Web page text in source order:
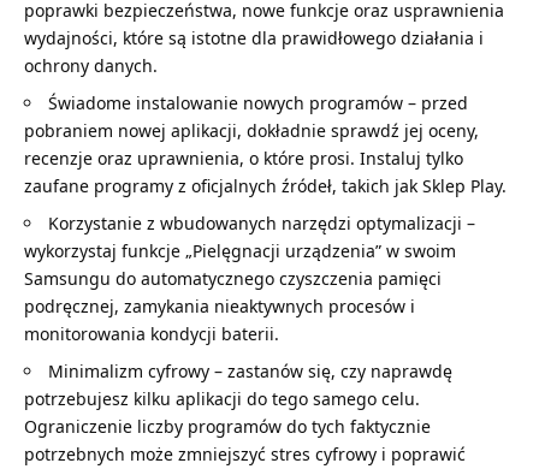
poprawki bezpieczeństwa, nowe funkcje oraz usprawnienia
wydajności, które są istotne dla prawidłowego działania i
ochrony danych.
Świadome instalowanie nowych programów – przed
pobraniem nowej aplikacji, dokładnie sprawdź jej oceny,
recenzje oraz uprawnienia, o które prosi. Instaluj tylko
zaufane programy z oficjalnych źródeł, takich jak Sklep Play.
Korzystanie z wbudowanych narzędzi optymalizacji –
wykorzystaj funkcje „Pielęgnacji urządzenia” w swoim
Samsungu do automatycznego czyszczenia pamięci
podręcznej, zamykania nieaktywnych procesów i
monitorowania kondycji baterii.
Minimalizm cyfrowy – zastanów się, czy naprawdę
potrzebujesz kilku aplikacji do tego samego celu.
Ograniczenie liczby programów do tych faktycznie
potrzebnych może zmniejszyć stres cyfrowy i poprawić